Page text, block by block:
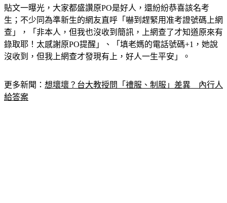
貼文一曝光，大家都盛讚原PO是好人，還紛紛恭喜該名考
生；不少同為準新生的網友直呼「嚇到趕緊用准考證號碼上網
查」，「非本人，但我也沒收到簡訊，上網查了才知道原來有
錄取耶！太感謝原PO提醒」、「填老媽的電話號碼+1，她說
沒收到，但我上網查才發現有上，好人一生平安」。
更多新聞： 想壞壞？台大教授問「禮服、制服」差異　內行人
給答案